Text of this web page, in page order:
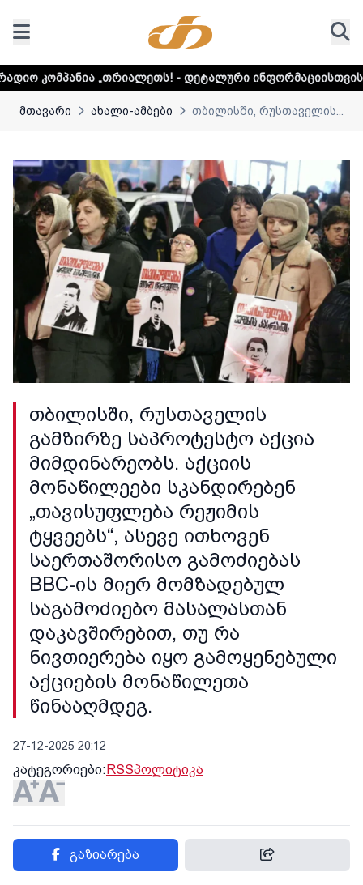
- დეტალური ინფორმაციისთვის დააკლიკეთ
მთავარი ახალი-ამბები თბილისში, რუსთაველის...
თბილისში, რუსთაველის
გამზირზე საპროტესტო აქცია
მიმდინარეობს. აქციის
მონაწილეები სკანდირებენ
„თავისუფლება რეჟიმის
ტყვეებს“, ასევე ითხოვენ
საერთაშორისო გამოძიებას
BBC-ის მიერ მომზადებულ
საგამოძიებო მასალასთან
დაკავშირებით, თუ რა
ნივთიერება იყო გამოყენებული
აქციების მონაწილეთა
წინააღმდეგ.
27-12-2025 20:12
კატეგორიები: RSSპოლიტიკა
გაზიარება